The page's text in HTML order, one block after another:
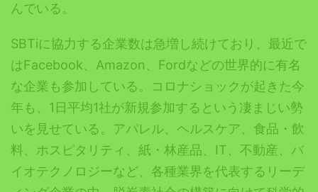
んでいる。
SBTiに協力する企業数は急増し続けており、最近で
はFacebook、Amazon、Fordなどの世界的に有名
な企業も参加している。コロナショックが起きた今
年も、1日平均1社が新規参加するという凄まじい勢
いを見せている。アパレル、ヘルスケア、食品・飲
料、ホスピタリティ、紙・林産品、IT、不動産、バ
イオテクノロジーなど、各種業界を代表するリーデ